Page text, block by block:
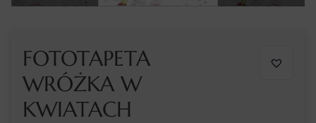
FOTOTAPETA
WRÓŻKA W
KWIATACH